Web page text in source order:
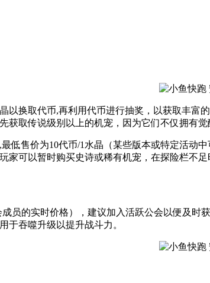
以换取代币,再利用代币进行抽奖，以获取丰
获取传说级别以上的机宠，因为它们不仅拥有觉
低售价为10代币/1水晶（某些版本或特定活动
家可以暂时购买史诗或稀有机宠，在探险栏不
员的实时价格），建议加入活跃公会以便及
于吞噬升级以提升战斗力。